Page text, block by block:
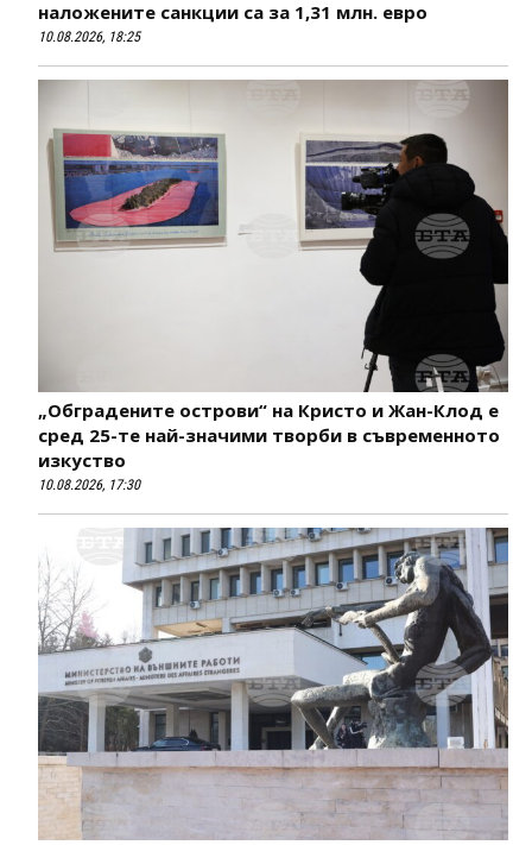
наложените санкции са за 1,31 млн. евро
10.08.2026, 18:25
„Обградените острови“ на Кристо и Жан-Клод е
сред 25-те най-значими творби в съвременното
изкуство
10.08.2026, 17:30